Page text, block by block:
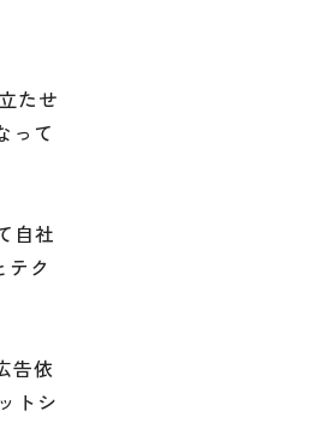
たせ
って
自社
テク
告依
トシ